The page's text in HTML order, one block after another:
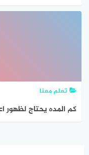
تعلم معنا
كم المده يحتاج لظهور